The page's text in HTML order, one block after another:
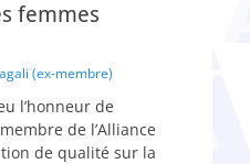
femmes
(ex-membre)
l’honneur de
de l’Alliance
de qualité sur la